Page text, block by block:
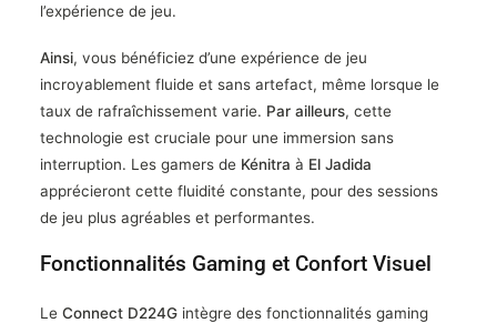
l’expérience de jeu.
Ainsi, vous bénéficiez d’une expérience de jeu
incroyablement fluide et sans artefact, même lorsque le
taux de rafraîchissement varie. Par ailleurs, cette
technologie est cruciale pour une immersion sans
interruption. Les gamers de Kénitra à El Jadida
apprécieront cette fluidité constante, pour des sessions
de jeu plus agréables et performantes.
Fonctionnalités Gaming et Confort Visuel
Le Connect D224G intègre des fonctionnalités gaming